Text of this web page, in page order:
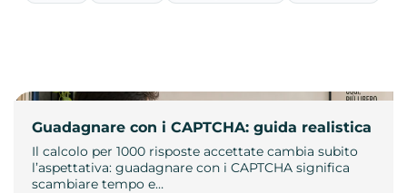
Guadagnare con i CAPTCHA: guida realistica
Il calcolo per 1000 risposte accettate cambia subito
l’aspettativa: guadagnare con i CAPTCHA significa
scambiare tempo e…